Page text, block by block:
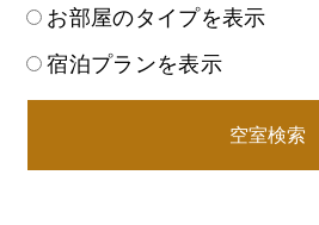
お部屋のタイプを表示
宿泊プランを表示
空室検索